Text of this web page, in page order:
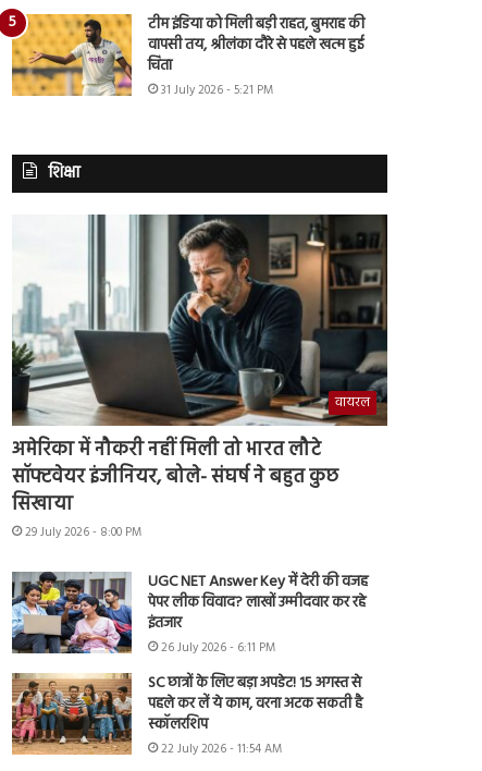
टीम इंडिया को मिली बड़ी राहत, बुमराह की
वापसी तय, श्रीलंका दौरे से पहले खत्म हुई
चिंता
31 July 2026 - 5:21 PM
शिक्षा
वायरल
अमेरिका में नौकरी नहीं मिली तो भारत लौटे
सॉफ्टवेयर इंजीनियर, बोले- संघर्ष ने बहुत कुछ
सिखाया
29 July 2026 - 8:00 PM
UGC NET Answer Key में देरी की वजह
पेपर लीक विवाद? लाखों उम्मीदवार कर रहे
इंतजार
26 July 2026 - 6:11 PM
SC छात्रों के लिए बड़ा अपडेट! 15 अगस्त से
पहले कर लें ये काम, वरना अटक सकती है
स्कॉलरशिप
22 July 2026 - 11:54 AM